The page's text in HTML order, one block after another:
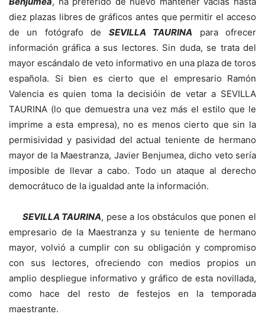
diez plazas libres de gráficos antes que permitir el acceso
de un fotógrafo de SEVILLA TAURINA para ofrecer
información gráfica a sus lectores. Sin duda, se trata del
mayor escándalo de veto informativo en una plaza de toros
española. Si bien es cierto que el empresario Ramón
Valencia es quien toma la decisióin de vetar a SEVILLA
TAURINA (lo que demuestra una vez más el estilo que le
imprime a esta empresa), no es menos cierto que sin la
permisividad y pasividad del actual teniente de hermano
mayor de la Maestranza, Javier Benjumea, dicho veto sería
imposible de llevar a cabo. Todo un ataque al derecho
democrátuco de la igualdad ante la información.
SEVILLA TAURINA, pese a los obstáculos que ponen el
empresario de la Maestranza y su teniente de hermano
mayor, volvió a cumplir con su obligación y compromiso
con sus lectores, ofreciendo con medios propios un
amplio despliegue informativo y gráfico de esta novillada,
como hace del resto de festejos en la temporada
maestrante.